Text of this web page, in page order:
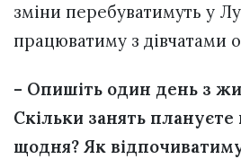
зміни перебуватимуть у
працюватиму з дівчатами
– Опишіть один день з
Скільки занять
щодня? Як